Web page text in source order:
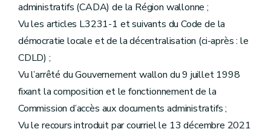
administratifs (CADA) de la Région wallonne ;
Vu les articles L3231-1 et suivants du Code de la
démocratie locale et de la décentralisation (ci-après : le
CDLD) ;
Vu l’arrêté du Gouvernement wallon du 9 juillet 1998
fixant la composition et le fonctionnement de la
Commission d’accès aux documents administratifs ;
Vu le recours introduit par courriel le 13 décembre 2021